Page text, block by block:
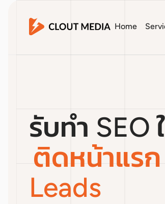
Home
รับทำ SEO
ติดหน้าแร
Leads